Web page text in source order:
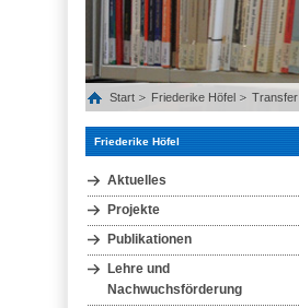
Start Friederike Höfel Transfer
Friederike Höfel
Aktuelles
Projekte
Publikationen
Lehre und
Nachwuchsförderung